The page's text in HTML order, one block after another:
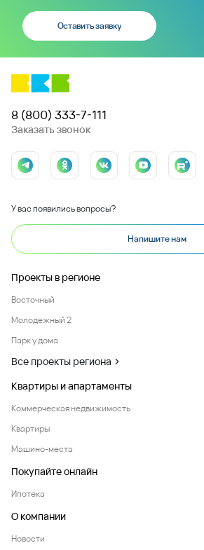
Оставить заявку
8 (800) 333-7-111
Заказать звонок
У вас появились вопросы?
Напишите нам
Проекты в регионе
Восточный
Молодежный 2
Парк у дома
Все проекты региона
Квартиры и апартаменты
Коммерческая недвижимость
Квартиры
Машино-места
Покупайте онлайн
Ипотека
О компании
Новости